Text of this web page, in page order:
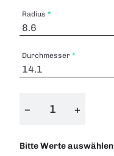
Radius
Durchmesser
− +
Bitte Werte auswählen